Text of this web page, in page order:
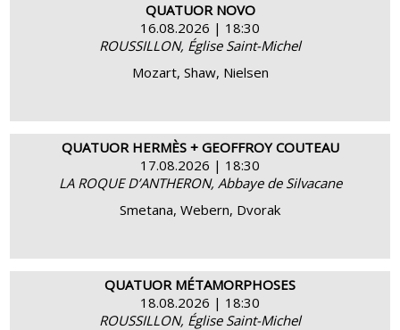
QUATUOR NOVO
16.08.2026 | 18:30
ROUSSILLON, Église Saint-Michel
Mozart, Shaw, Nielsen
QUATUOR HERMÈS + GEOFFROY COUTEAU
17.08.2026 | 18:30
LA ROQUE D’ANTHERON, Abbaye de Silvacane
Smetana, Webern, Dvorak
EN SAVOIR PLUS
QUATUOR MÉTAMORPHOSES
18.08.2026 | 18:30
ROUSSILLON, Église Saint-Michel